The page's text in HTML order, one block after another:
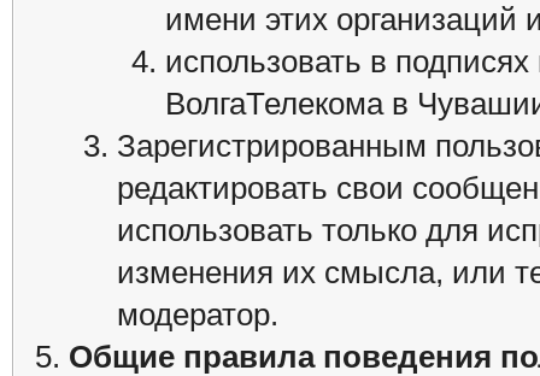
имени этих
использовать в
ВолгаТелекома в
Зарегистрированным
редактировать свои
использовать только для
изменения их смысла, или
модератор.
Общие правила поведения